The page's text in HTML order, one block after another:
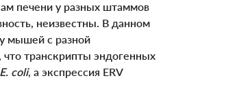
печени у разных штаммов
неизвестны. В данном
мышей с разной
транскрипты эндогенных
E. coli, а экспрессия ERV